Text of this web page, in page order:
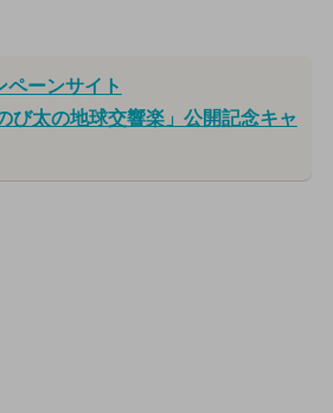
ペーンサイト
び太の地球交響楽」公開記念キャ